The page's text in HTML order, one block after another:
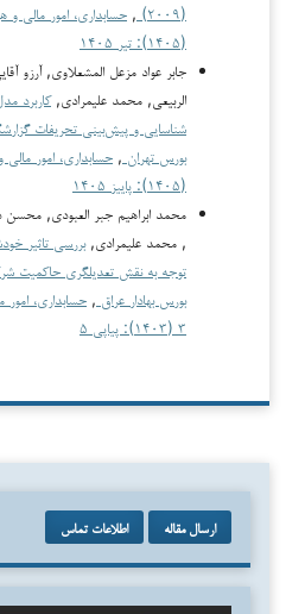
(۲۰۰۹)
,
(۱۴۰۵): تیر ۱۴۰۵
جابر عواد مزعل المشعلاوی, آرزو
الربيعي, محمد علیمرادی,کاربرد
شناسایی و پیش‌بینی تحریفات
بورس تهران ,
(۱۴۰۵): پاییز ۱۴۰۵
محمد ابراهیم جبر العبودی, محسن
, محمد علیمرادی,بررسی تاثیر
توجه به نقش تعدیلگری حاکمیت
بورس بهادار عراق ,
۳ (۱۴۰۳): پیاپی ۵
ارسال مقاله اطلاعات تماس